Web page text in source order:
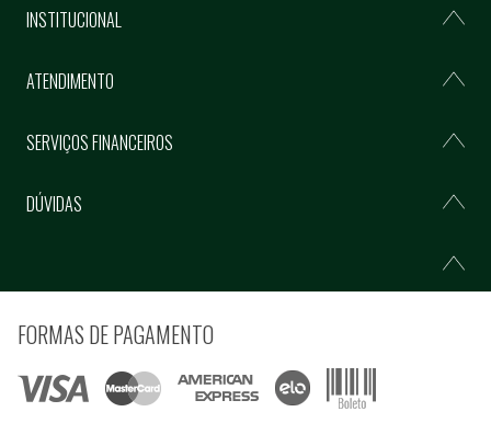
INSTITUCIONAL
ATENDIMENTO
SERVIÇOS FINANCEIROS
DÚVIDAS
FORMAS DE PAGAMENTO